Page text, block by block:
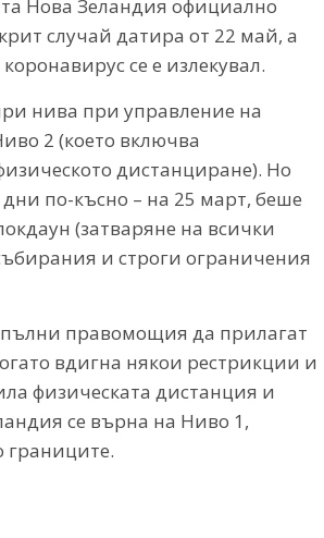
Нова Зеландия официално
случай датира от 22 май, а
се е излекувал.
нива при управление на
2 (което включва
дистанциране). Но
по-късно – на 25 март, беше
(затваряне на всички
и строги ограничения
правомощия да прилагат
вдигна някои рестрикции и
физическата дистанция и
се върна на Ниво 1,
границите.